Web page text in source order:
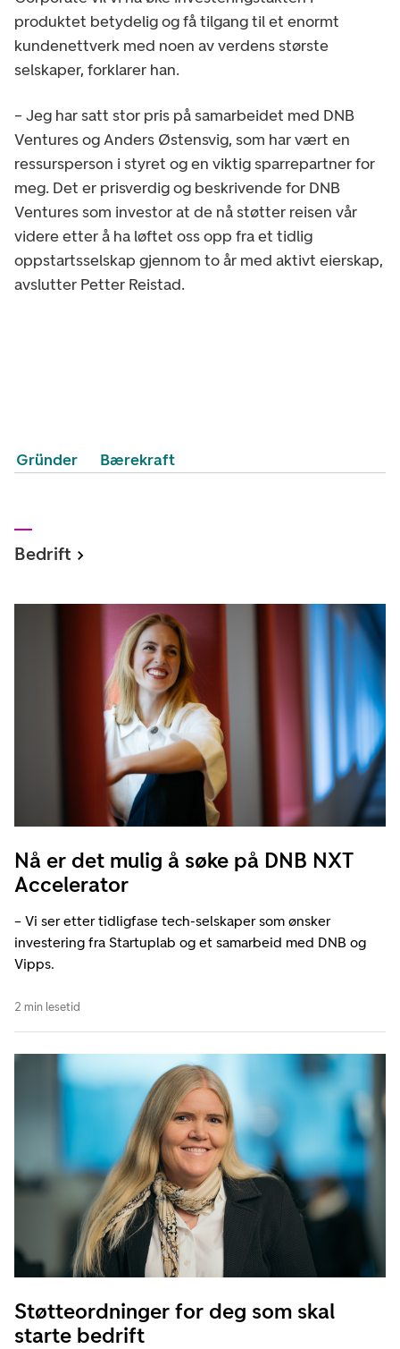
produktet betydelig og få tilgang til et enormt
kundenettverk med noen av verdens største
selskaper, forklarer han.
– Jeg har satt stor pris på samarbeidet med DNB
Ventures og Anders Østensvig, som har vært en
ressursperson i styret og en viktig sparrepartner for
meg. Det er prisverdig og beskrivende for DNB
Ventures som investor at de nå støtter reisen vår
videre etter å ha løftet oss opp fra et tidlig
oppstartsselskap gjennom to år med aktivt eierskap,
avslutter Petter Reistad.
Gründer Bærekraft
Bedrift
Nå er det mulig å søke på DNB NXT
Accelerator
– Vi ser etter tidligfase tech-selskaper som ønsker
investering fra Startuplab og et samarbeid med DNB og
Vipps.
2 min lesetid
Støtteordninger for deg som skal
starte bedrift